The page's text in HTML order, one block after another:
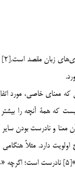
معناي خاصي، مورد
كه همة آنچه را
معنا و نادرست بودن
دارد. مثلاً
»[3] را به «روز جزا» يا «دوران پاداش»[4]و…